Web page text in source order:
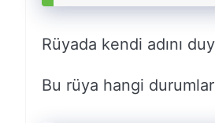
Rüyada kendi adını
Bu rüya hangi